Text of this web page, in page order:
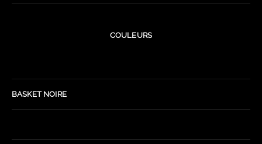
COULEURS
BASKET NOIRE